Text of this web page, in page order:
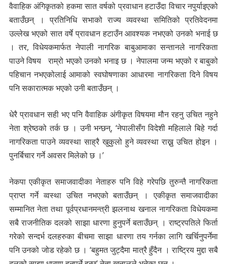
वैवाहिक अंगिकृतको हकमा सात वर्षको प्रवाधान हटाउँदा विचार नपुर्याइएको
बताउँछन् । प्रतिनिधि सभाको राज्य व्यवस्था समितिको प्रतिवेदनमा
उल्लेख भएको सात वर्षे प्रावधान हटाउँन आवश्यक नभएको उनको भनाई छ
। तर, विधेयकमार्फत नेपाली नागरिक बाबुआमाका सन्तानले नागरिकता
पाउने विषय राम्रो भएको उनको भनाइ छ । नेपालमा जन्म भएको र बाबुको
पहिचान नभएकोलाई आमाको स्वघोषणाका आधारमा नागरिकता दिने विषय
पनि सकारात्मक भएको उनी बताउँछन् ।
धेरै प्रावधान सही भए पनि वैवाहिक अंगीकृत विषयमा मौन रहनु उचित नहुने
नेता श्रेष्ठको तर्क छ । उनी भन्छन्, ‘नेपालीसँग विदेशी महिलाले बिहे गर्दा
नागरिकता पाउने व्यवस्था साह्रै खुकुलो हुने व्यवस्था राख्नु उचित होइन ।
पुनर्बिचार गर्ने अवसर मिलेको छ ।’
नेकपा एकीकृत समाजवादीका नेताहरु पनि विहे गरेपछि तुरुन्तै नागरिकता
प्राप्त गर्ने व्वस्था उचित नभएको बताउँछन् । एकीकृत समाजवादीका
सम्मानित नेता तथा पूर्वप्रधानमन्त्री झलनाथ खनाल नागरिकता विधेयकमा
सबै राजनीतिक दलको साझा धारणा हुनुपर्ने बताउँछन् । राष्ट्रपतिले फिर्ता
गरेको सन्दर्भ दलहरुका बीचमा साझा धारणा तय गर्नका लागि खर्चिनुपर्नेमा
पनि उनको जोड रहेको छ । ‘बहुमत जुट्दैमा मात्रै हुँदैन । राष्ट्रिय मुद्दा सबै